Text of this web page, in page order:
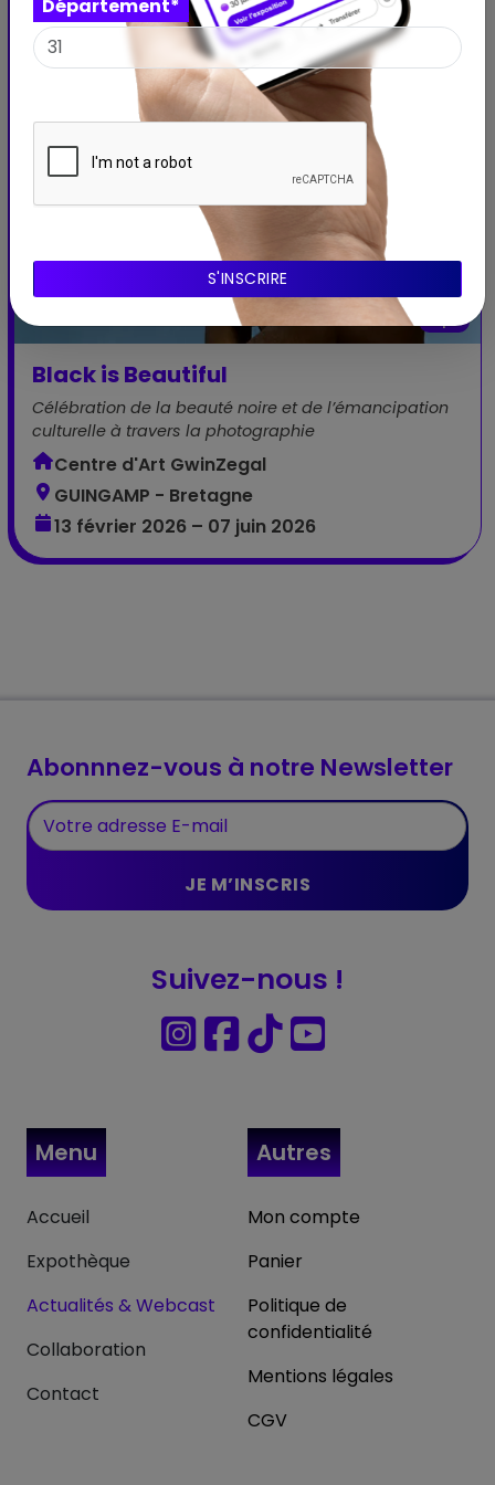
Black is Beautiful
Célébration de la beauté noire et de l’émancipation
culturelle à travers la photographie
Centre d'Art GwinZegal
GUINGAMP - Bretagne
13 février 2026 – 07 juin 2026
Abonnnez-vous à notre Newsletter
Suivez-nous !
Menu
Accueil
Expothèque
Actualités & Webcast
Collaboration
Contact
Autres
Mon compte
Panier
Politique de
confidentialité
Mentions légales
CGV
Département*